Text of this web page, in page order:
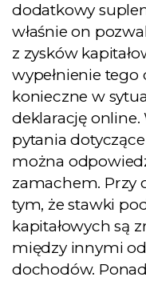
dodatkowy
właśnie on
z zysków
wypełnienie
konieczne w
deklarację online.
pytania
można
zamachem. Przy
tym, że stawki
kapitałowych są
między innymi
dochodów.